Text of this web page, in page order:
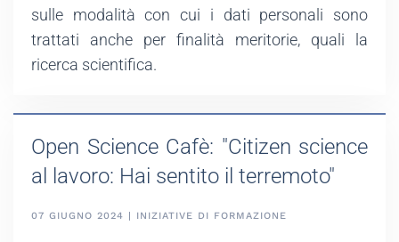
sulle modalità con cui i dati personali sono
trattati anche per finalità meritorie, quali la
ricerca scientifica.
Open Science Cafè: "Citizen science
al lavoro: Hai sentito il terremoto"
07 GIUGNO 2024 | INIZIATIVE DI FORMAZIONE